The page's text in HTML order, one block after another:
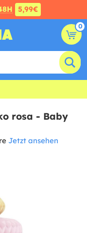
5,99€
0
rosa - Baby
Jetzt ansehen